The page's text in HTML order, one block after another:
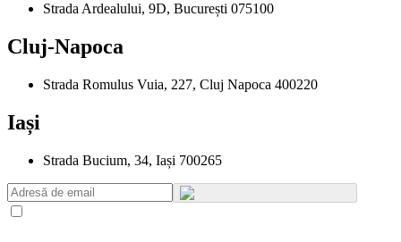
Strada Ardealului, 9D, București 075100
Cluj-Napoca
Strada Romulus Vuia, 227, Cluj Napoca 400220
Iași
Strada Bucium, 34, Iași 700265